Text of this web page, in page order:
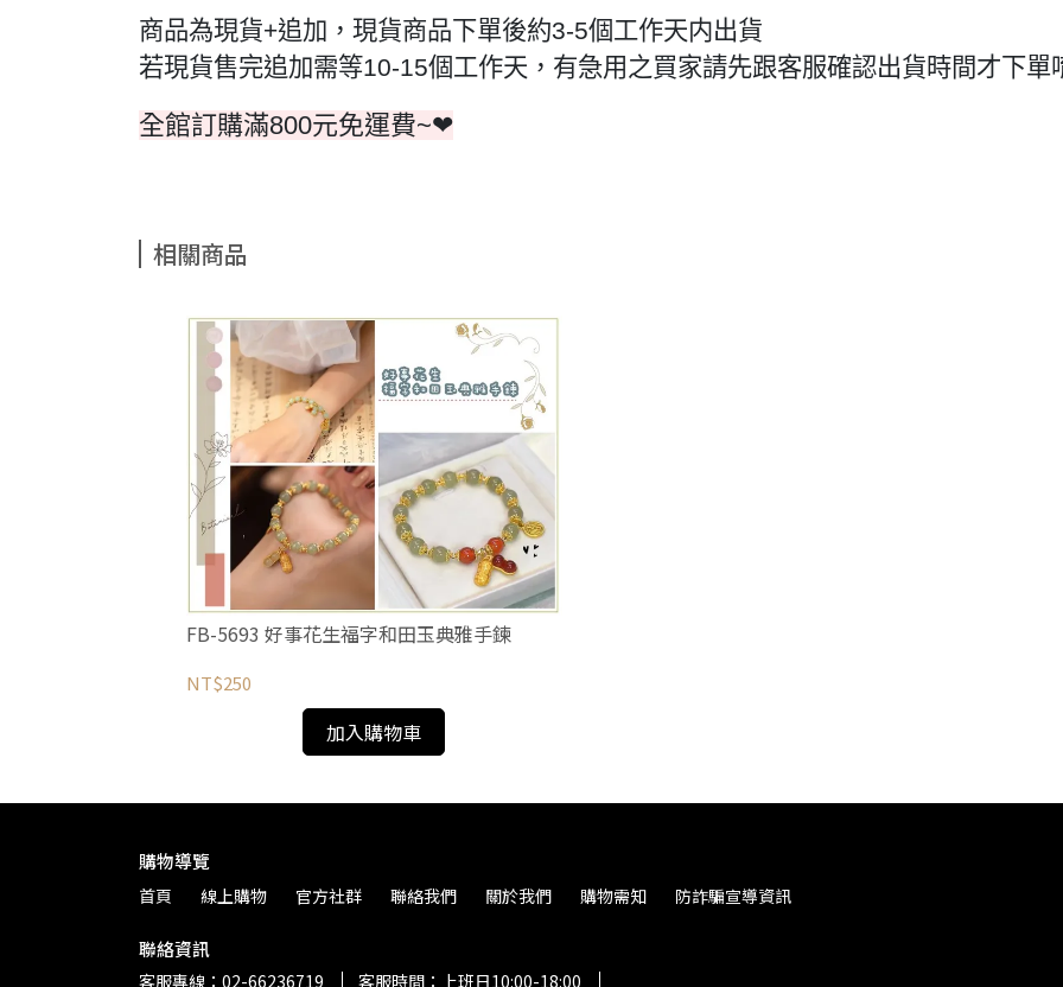
商品為現貨+追加，現貨商品下單後約3-5個工作天内出貨
若現貨售完追加需等10-15個工作天，有急用之買家請先跟客服確認出貨時間才下單
全館訂購滿800元免運費~❤
相關商品
FB-5693 好事花生福字和田玉典雅手鍊
NT$250
加入購物車
購物導覽
首頁 線上購物 官方社群 聯絡我們 關於我們 購物需知 防詐騙宣導資訊
聯絡資訊
客服專線：02-66236719 客服時間：上班日10:00-18:00